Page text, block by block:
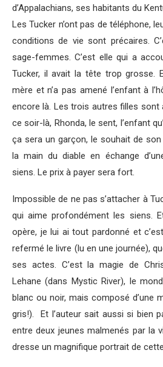
d’Appalachians, ses habitants du
Les Tucker n’ont pas de téléphone,
conditions de vie sont précaires.
sage-femmes. C’est elle qui a
Tucker, il avait la tête trop grosse.
mère et n’a pas amené l’enfant à
encore là. Les trois autres filles sont
ce soir-là, Rhonda, le sent, l’enfant
ça sera un garçon, le souhait de
la main du diable en échange
siens. Le prix à payer sera fort.
Impossible de ne pas s’attacher à
qui aime profondément les siens.
opère, je lui ai tout pardonné et
refermé le livre (lu en une journée),
ses actes. C’est la magie de
Lehane (dans Mystic River), le
blanc ou noir, mais composé d’une
gris!). Et l’auteur sait aussi si bien
entre deux jeunes malmenés par la
dresse un magnifique portrait de